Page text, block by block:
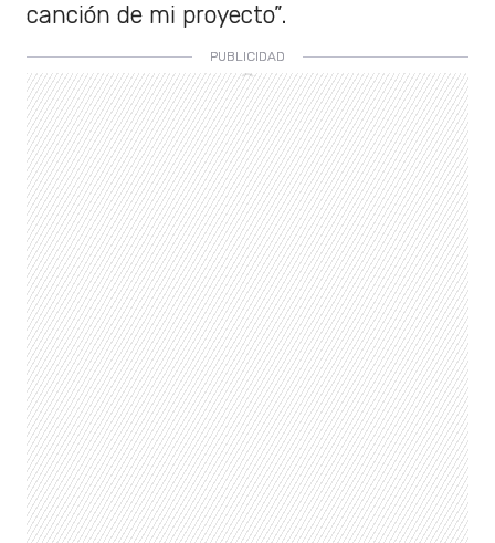
canción de mi proyecto”.